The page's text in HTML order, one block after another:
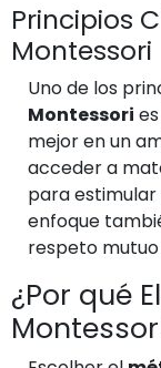
Principios
Montessori
Uno de los
Montessori
mejor en un
acceder a
para estimular
enfoque
respeto
¿Por qué